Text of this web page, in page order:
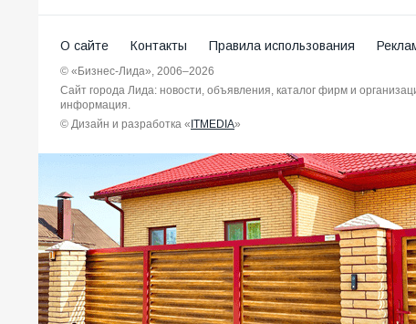
О сайте Контакты Правила использования
© «Бизнес-Лида», 2006–2026
Сайт города Лида: новости, объявления, каталог фирм и
информация.
© Дизайн и разработка « ITMEDIA»